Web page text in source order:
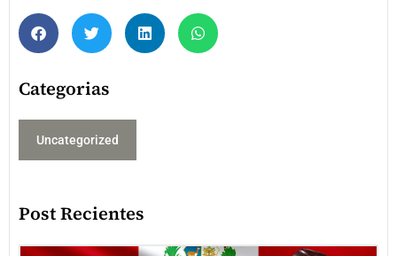
Categorias
Uncategorized
Post Recientes